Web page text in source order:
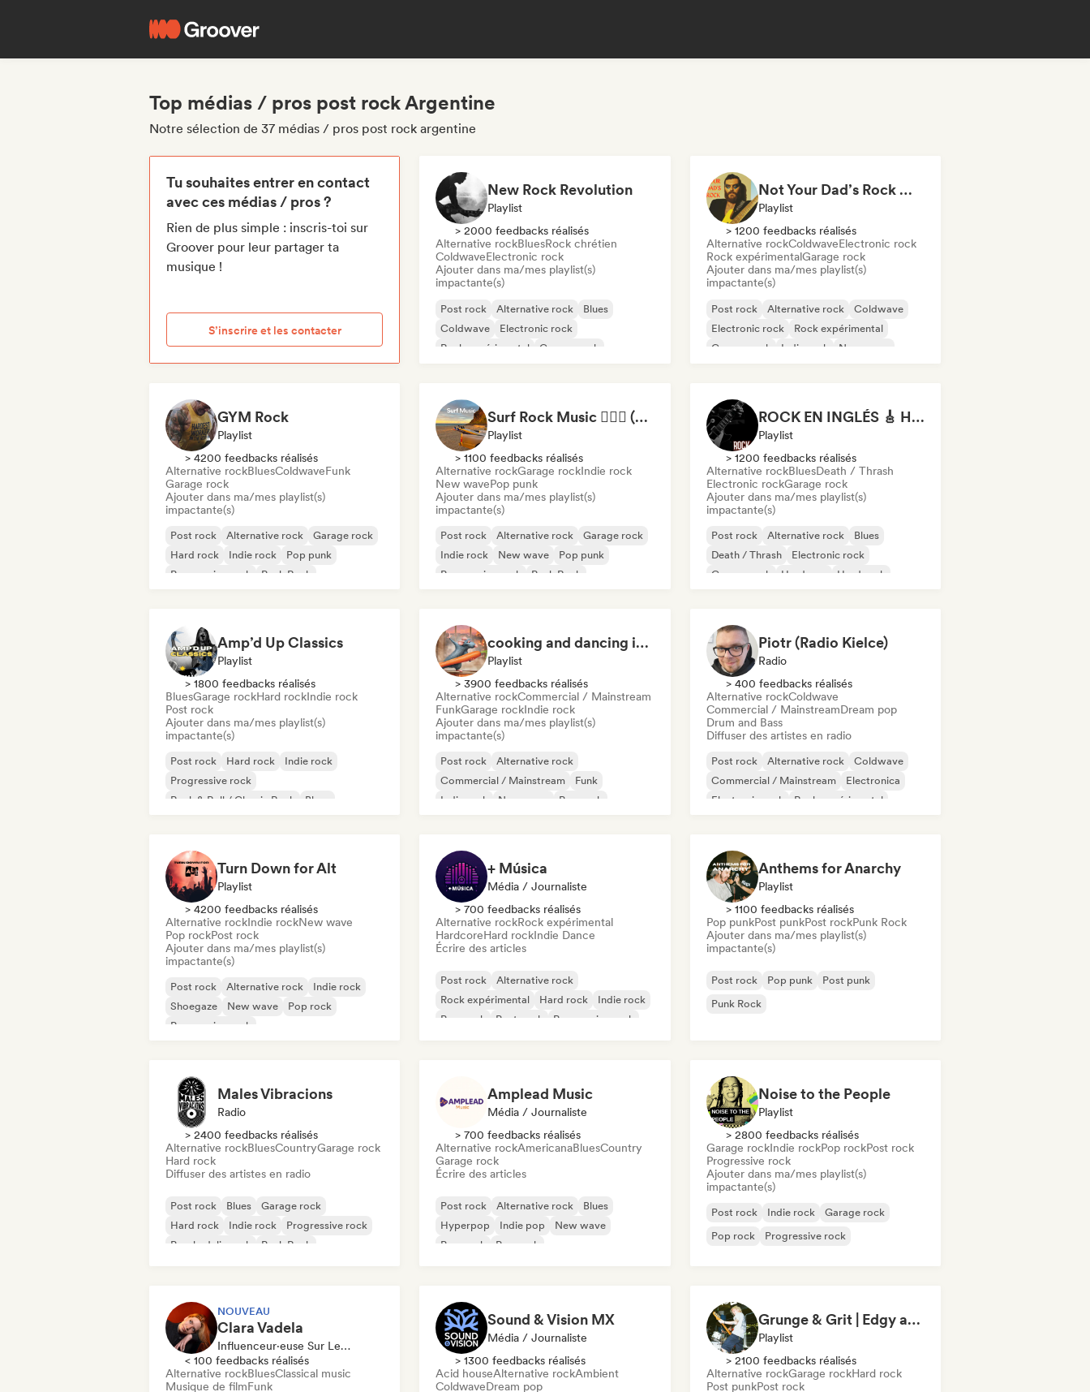
Top médias / pros post rock Argentine
Notre sélection de 37 médias / pros post rock argentine
Tu souhaites entrer en contact
avec ces médias / pros ?
Rien de plus simple : inscris-toi sur
Groover pour leur partager ta
musique !
S’inscrire et les contacter
New Rock Revolution
Playlist
> 2000 feedbacks réalisés
Alternative rockBluesRock chrétien
ColdwaveElectronic rock
Ajouter dans ma/mes playlist(s)
impactante(s)
Post rock Alternative rock
Blues
Coldwave
Electronic rock
Rock expérimental
Garage rock
Not Your Dad’s Rock 🤘 Garage Rock, Alt-Rock & Indie Anthems
Playlist
> 1200 feedbacks réalisés
Alternative rockColdwaveElectronic rock
Rock expérimentalGarage rock
Ajouter dans ma/mes playlist(s)
impactante(s)
Post rock Alternative rock
Coldwave
Electronic rock
Rock expérimental
Garage rock
Indie rock New wave
GYM Rock
Playlist
> 4200 feedbacks réalisés
Alternative rockBluesColdwaveFunk
Garage rock
Ajouter dans ma/mes playlist(s)
impactante(s)
Post rock Alternative rock
Garage rock
Hard rock
Indie rock
Pop punk
Progressive rock
Punk Rock
Surf Rock Music 🏄🏻‍♂️ (by Palmfy)
Playlist
> 1100 feedbacks réalisés
Alternative rockGarage rockIndie rock
New wavePop punk
Ajouter dans ma/mes playlist(s)
impactante(s)
Post rock Alternative rock
Garage rock
Indie rock
New wave
Pop punk
Progressive rock
Punk Rock
ROCK EN INGLÉS 🎸 Hits 100 🔥 Mejor Música Rock Internacional ·
Playlist
> 1200 feedbacks réalisés
Alternative rockBluesDeath / Thrash
Electronic rockGarage rock
Ajouter dans ma/mes playlist(s)
impactante(s)
Post rock Alternative rock
Blues
Death / Thrash
Electronic rock
Garage rock
Hardcore Hard rock
Amp’d Up Classics
Playlist
> 1800 feedbacks réalisés
BluesGarage rockHard rockIndie rock
Post rock
Ajouter dans ma/mes playlist(s)
impactante(s)
Post rock Hard rock
Indie rock
Progressive rock
Rock & Roll / Classic Rock
Blues
cooking and dancing in the kitchen by Cookfy
Playlist
> 3900 feedbacks réalisés
Alternative rockCommercial / Mainstream
FunkGarage rockIndie rock
Ajouter dans ma/mes playlist(s)
impactante(s)
Post rock
Alternative rock
Commercial / Mainstream
Funk
Indie rock
New wave
Pop rock
Piotr (Radio Kielce)
Radio
> 400 feedbacks réalisés
Alternative rockColdwave
Commercial / MainstreamDream pop
Drum and Bass
Diffuser des artistes en radio
Post rock Alternative rock
Coldwave
Commercial / Mainstream
Electronica
Electronic rock
Rock expérimental
Turn Down for Alt
Playlist
> 4200 feedbacks réalisés
Alternative rockIndie rockNew wave
Pop rockPost rock
Ajouter dans ma/mes playlist(s)
impactante(s)
Post rock Alternative rock
Indie rock
Shoegaze
New wave
Pop rock
Progressive rock
+ Música
Média / Journaliste
> 700 feedbacks réalisés
Alternative rockRock expérimental
HardcoreHard rockIndie Dance
Écrire des articles
Post rock
Alternative rock
Rock expérimental
Hard rock
Indie rock
Pop punk
Post punk Progressive rock
Anthems for Anarchy
Playlist
> 1100 feedbacks réalisés
Pop punkPost punkPost rockPunk Rock
Ajouter dans ma/mes playlist(s)
impactante(s)
Post rock Pop punk
Post punk
Punk Rock
Males Vibracions
Radio
> 2400 feedbacks réalisés
Alternative rockBluesCountryGarage rock
Hard rock
Diffuser des artistes en radio
Post rock Blues
Garage rock
Hard rock
Indie rock
Progressive rock
Psychedelic rock
Punk Rock
Amplead Music
Média / Journaliste
> 700 feedbacks réalisés
Alternative rockAmericanaBluesCountry
Garage rock
Écrire des articles
Post rock Alternative rock
Blues
Hyperpop
Indie pop
New wave
Pop punk
Pop rock
Noise to the People
Playlist
> 2800 feedbacks réalisés
Garage rockIndie rockPop rockPost rock
Progressive rock
Ajouter dans ma/mes playlist(s)
impactante(s)
Post rock Indie rock
Garage rock
Pop rock
Progressive rock
NOUVEAU
Clara Vadela
Influenceur·euse Sur Les Réseaux Sociaux
< 100 feedbacks réalisés
Alternative rockBluesClassical music
Musique de filmFunk
Sound & Vision MX
Média / Journaliste
> 1300 feedbacks réalisés
Acid houseAlternative rockAmbient
ColdwaveDream pop
Grunge & Grit | Edgy and Raw Rock Tracks
Playlist
> 2100 feedbacks réalisés
Alternative rockGarage rockHard rock
Post punkPost rock